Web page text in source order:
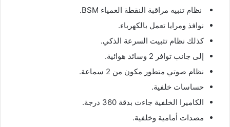
نظام تنبيه مراقبة النقطة العمياء BSM.
نوافذ ومرايا تعمل بالكهرباء.
كذلك نظام تثبيت السرعة الذكي.
إلى جانب توافر 2 وسائد هوائية.
نظام صوتي متطور مكون من 2 سماعة.
حساسات خلفية.
الكاميرا الخلفية جاءت بدقة 360 درجة.
مصدات أمامية وخلفية.